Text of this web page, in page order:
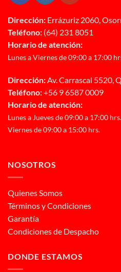
Dirección: Errázuriz 2060,
Teléfono: (64) 231 8051
Horario de atención:
Lunes a Viernes de 09:00 a 17:00
Dirección: Av. Carrascal 5520,
Teléfono:+56 9 6587 0009
Horario de atención:
Lunes a Jueves de 09:00 a 17:00 hrs.
Viernes de 09:00 a 15:00 hrs.
NOSOTROS
Quienes Somos
Términos y Condiciones
Garantía
Condiciones de Despacho
DONDE ESTAMOS